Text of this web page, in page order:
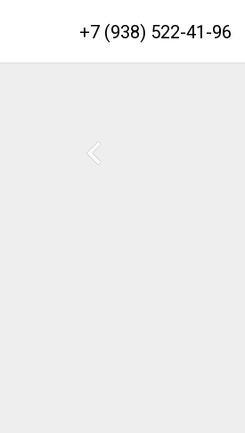
+7 (938) 522-41-96